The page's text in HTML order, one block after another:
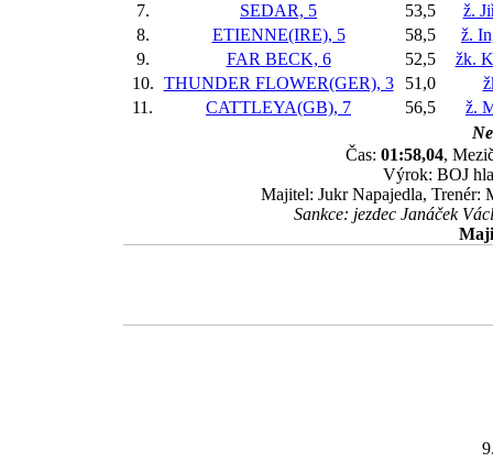
7.
SEDAR, 5 53,5
ž.
8.
ETIENNE(IRE), 5 58,5
ž.
9.
FAR BECK, 6 52,5
žk.
10. THUNDER FLOWER(GER), 3 51,0
11.
CATTLEYA(GB), 7 56,5
ž.
Čas: 01:58,04,
Výrok: BOJ
Majitel: Jukr Napajedla, Trenér:
Sankce: jezdec Janáček